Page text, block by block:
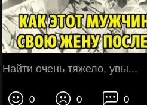
Найти очень тяжело, увы...
0 0 0